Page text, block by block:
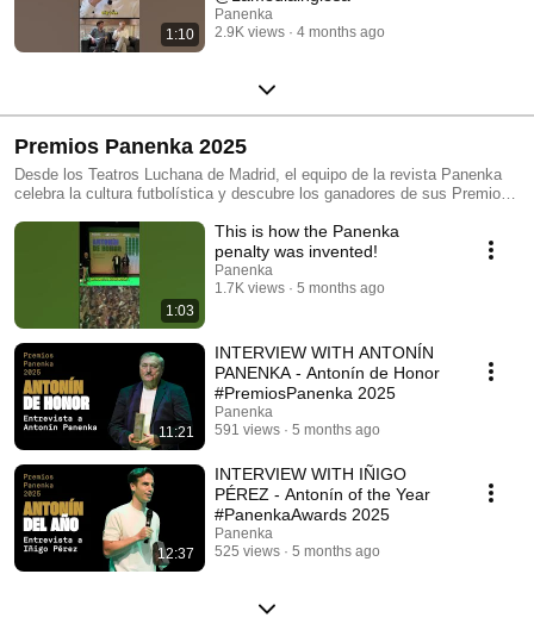
1:10
Panenka
2.9K views
4 months ago
Premios Panenka 2025
Desde los Teatros Luchana de Madrid, el equipo de la revista Panenka
celebra la cultura futbolística y descubre los ganadores de sus Premios
del Año, Pieza periodística del Año y Libro del Año. Además, también da
a conocer los ganadores de las menciones a Afición, Post, Gesto,
Fotografía, Gol amateur en España y Fail del Año, votadas por el
1:03
This is how the Panenka
penalty was invented!
Panenka
1.7K views
5 months ago
11:21
INTERVIEW WITH ANTONÍN
PANENKA - Antonín de Honor
#PremiosPanenka 2025
Panenka
591 views
5 months ago
12:37
INTERVIEW WITH IÑIGO
PÉREZ - Antonín of the Year
#PanenkaAwards 2025
Panenka
525 views
5 months ago